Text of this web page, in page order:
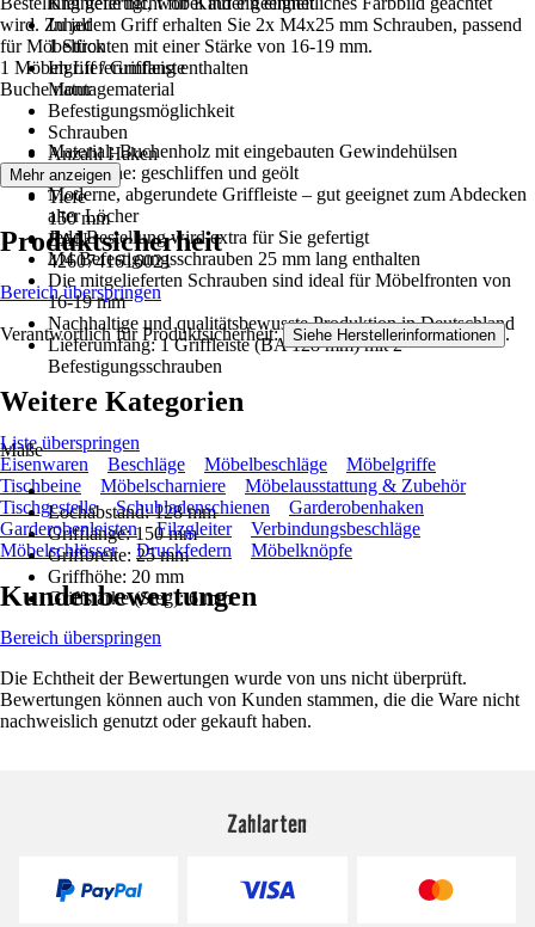
Inhalt
1 Stück
Im Lieferumfang enthalten
Montagematerial
Befestigungsmöglichkeit
Schrauben
Anzahl Haken
1 Stück
Tiefe
150 mm
EAN
4260741616021
wird. Zu jedem Griff erhalten Sie 2x M4x25 mm Schrauben, passend
für Möbelfronten mit einer Stärke von 16-19 mm.
1 Möbelgriff / Griffleiste
Buche natur
Material: Buchenholz mit eingebauten Gewindehülsen
Oberfläche: geschliffen und geölt
Moderne, abgerundete Griffleiste – gut geeignet zum Abdecken
alter Löcher
Jede Bestellung wird extra für Sie gefertigt
M4 Befestigungsschrauben 25 mm lang enthalten
Die mitgelieferten Schrauben sind ideal für Möbelfronten von
16-19 mm
Nachhaltige und qualitätsbewusste Produktion in Deutschland
Lieferumfang: 1 Griffleiste (BA 128 mm) mit 2
Befestigungsschrauben
Maße
Lochabstand: 128 mm
Grifflänge: 150 mm
Griffbreite: 25 mm
Griffhöhe: 20 mm
Griffstärke (Steg): 6 mm
Mehr anzeigen
Produktsicherheit
Bereich überspringen
Verantwortlich für Produktsicherheit: Siehe Herstellerinformationen .
Weitere Kategorien
Liste überspringen
Eisenwaren
Beschläge Möbelbeschläge
Möbelgriffe
Tischbeine
Möbelscharniere
Möbelausstattung & Zubehör
Tischgestelle
Schubladenschienen
Garderobenhaken
Garderobenleisten
Filzgleiter
Verbindungsbeschläge
Möbelschlösser
Druckfedern Möbelknöpfe
Kundenbewertungen
Bereich überspringen
Die Echtheit der Bewertungen wurde von uns nicht überprüft.
Bewertungen können auch von Kunden stammen, die die Ware nicht
nachweislich genutzt oder gekauft haben.
Zahlarten